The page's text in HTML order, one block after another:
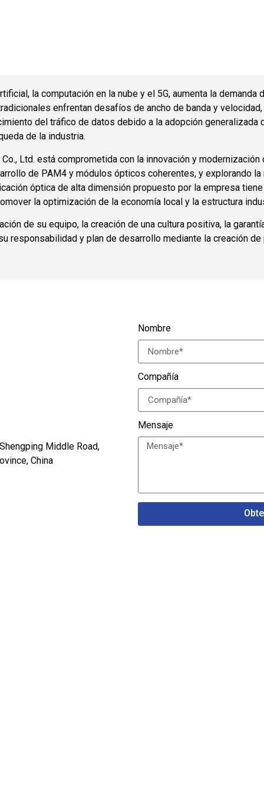
la computación en la nube y el 5G, aumenta la
enfrentan desafíos de ancho de banda y
del tráfico de datos debido a la adopción generalizada
de la industria.
Ltd. está comprometida con la innovación y
de PAM4 y módulos ópticos coherentes, y explorando
óptica de alta dimensión propuesto por la empresa
la optimización de la economía local y la estructura
de su equipo, la creación de una cultura positiva, la
responsabilidad y plan de desarrollo mediante la creación
Middle Road,
China
Nombre
Compañía
Mensaje